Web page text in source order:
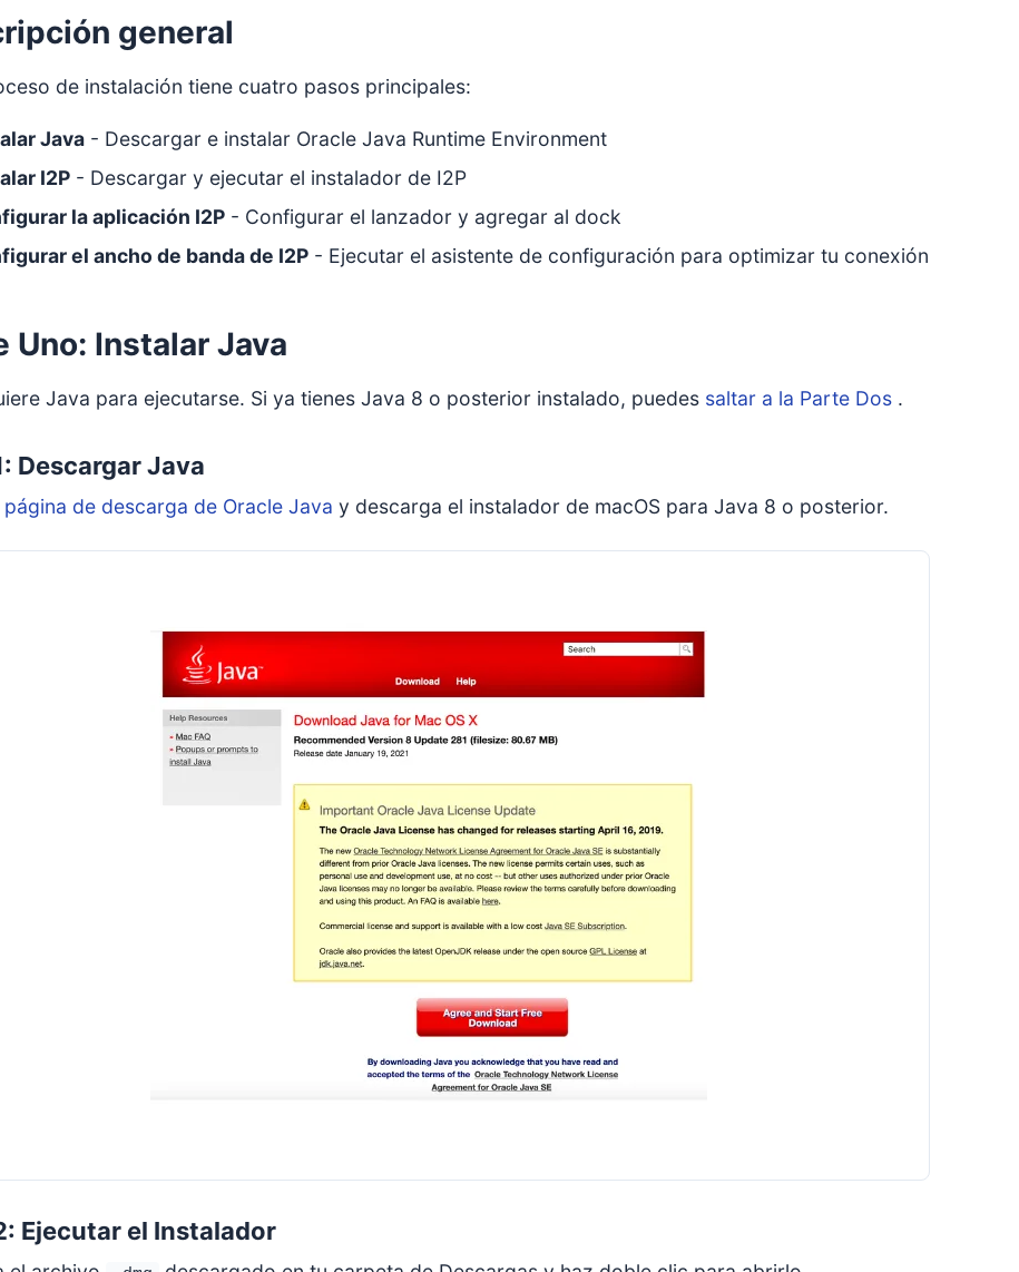
general
de instalación tiene cuatro pasos principales:
Java - Descargar e instalar Oracle Java Runtime Environment
I2P - Descargar y ejecutar el instalador de I2P
la aplicación I2P - Configurar el lanzador y agregar al dock
el ancho de banda de I2P - Ejecutar el asistente de configuración para optimizar tu conexión
Uno: Instalar Java
Java para ejecutarse. Si ya tienes Java 8 o posterior instalado, puedes saltar a la Parte Dos .
Descargar Java
página de descarga de Oracle Java y descarga el instalador de macOS para Java 8 o posterior.
Ejecutar el Instalador